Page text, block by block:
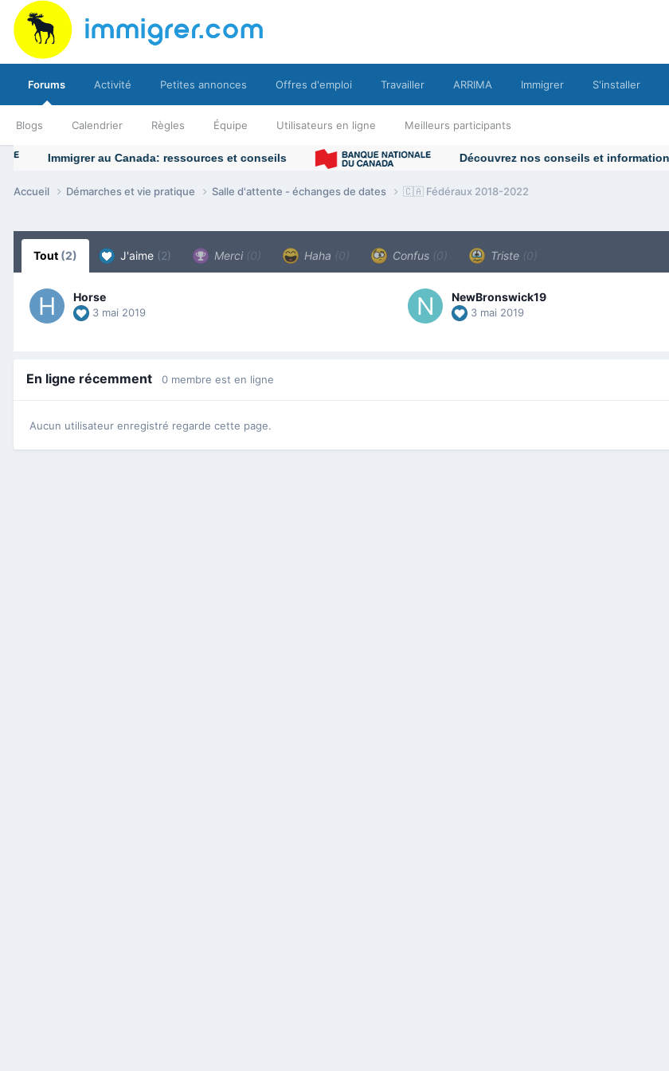
Forums
Blogs Calendrier Règles Équipe Utilisateurs en ligne Meilleurs participants
Activité Petites annonces Offres d'emploi Travailler ARRIMA Immigrer S'installer
Accueil Démarches et vie pratique Salle d'attente - échanges de dates 🇨🇦 Fédéraux 2018-2022
Tout (2) J'aime (2) Merci (0) Haha (0) Confus (0) Triste (0)
Horse
3 mai 2019
NewBronswick19
3 mai 2019
En ligne récemment 0 membre est en ligne
Aucun utilisateur enregistré regarde cette page.